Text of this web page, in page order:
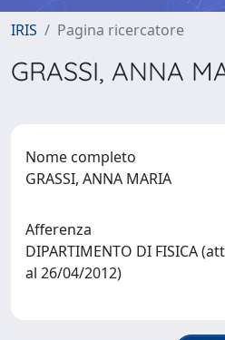
IRIS Pagina ricercatore
GRASSI, ANNA
Nome completo
GRASSI, ANNA MARIA
Afferenza
DIPARTIMENTO DI FISICA
al 26/04/2012)